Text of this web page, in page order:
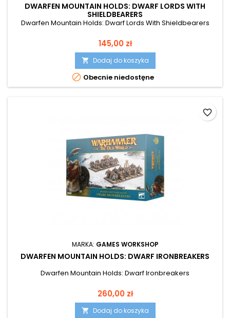
DWARFEN MOUNTAIN HOLDS: DWARF LORDS WITH
SHIELDBEARERS
Dwarfen Mountain Holds: Dwarf Lords With Shieldbearers
Cena
145,00 zł
 Dodaj do koszyka
 Obecnie niedostęne
MARKA: GAMES WORKSHOP
DWARFEN MOUNTAIN HOLDS: DWARF IRONBREAKERS
Dwarfen Mountain Holds: Dwarf Ironbreakers
Cena
260,00 zł
 Dodaj do koszyka
favorite_border